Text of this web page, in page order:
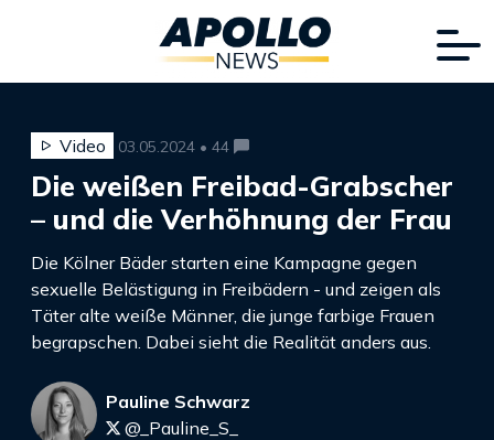
Video 03.05.2024 • 44
Die weißen Freibad-Grabscher
– und die Verhöhnung der Frau
Die Kölner Bäder starten eine Kampagne gegen
sexuelle Belästigung in Freibädern - und zeigen als
Täter alte weiße Männer, die junge farbige Frauen
begrapschen. Dabei sieht die Realität anders aus.
Pauline Schwarz
@_Pauline_S_